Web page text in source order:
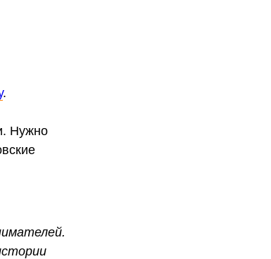
.
Нужно